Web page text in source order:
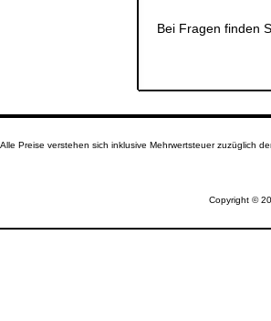
Bei Fragen finden
Alle Preise verstehen sich inklusive Mehrwertsteuer zuzüglich
Copyright ©